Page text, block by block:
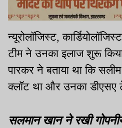
न्यूरोलॉजिस्ट,
टीम ने उनका इलाज शुरू
पारकर ने बताया था कि
क्लॉट था और उनका डीएसए
सलमान खान ने रखी